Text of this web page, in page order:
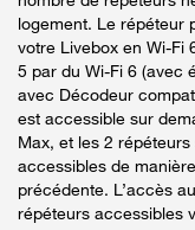
logement. Le répéteur
votre Livebox en Wi-Fi
5 par du Wi-Fi 6 (avec
avec Décodeur
est accessible sur
Max, et les 2
accessibles de
précédente. L’accès
répéteurs accessibles